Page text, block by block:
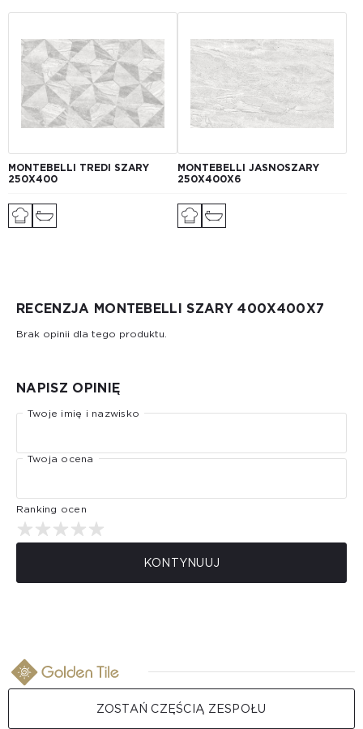
MONTEBELLI TREDI SZARY
250X400
MONTEBELLI JASNOSZARY
250Х400X6
RECENZJA MONTEBELLI SZARY 400Х400X7
Brak opinii dla tego produktu.
NAPISZ OPINIĘ
Twoje imię i nazwisko
Twoja ocena
Ranking ocen
KONTYNUUJ
ZOSTAŃ CZĘŚCIĄ ZESPOŁU